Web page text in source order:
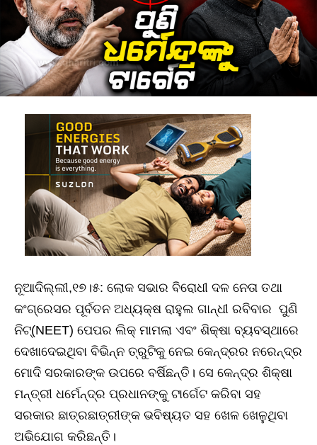
ନୂଆଦିଲ୍ଲୀ,୧୭।୫: ଲୋକ ସଭାର ବିରୋଧୀ ଦଳ ନେତା ତଥା
କଂଗ୍ରେସର ପୂର୍ବତନ ଅଧ୍ୟକ୍ଷ ରାହୁଲ ଗାନ୍ଧୀ ରବିବାର ପୁଣି
ନିଟ୍‌(NEET) ପେପର ଲିକ୍‌ ମାମଲା ଏବଂ ଶିକ୍ଷା ବ୍ୟବସ୍ଥାରେ
ଦେଖାଦେଇଥିବା ବିଭିନ୍ନ ତ୍ରୁଟିକୁ ନେଇ କେନ୍ଦ୍ରର ନରେନ୍ଦ୍ର
ମୋଦି ସରକାରଙ୍କ ଉପରେ ବର୍ଷିଛନ୍ତି। ସେ କେନ୍ଦ୍ର ଶିକ୍ଷା
ମନ୍ତ୍ରୀ ଧର୍ମେନ୍ଦ୍ର ପ୍ରଧାନଙ୍କୁ ଟାର୍ଗେଟ କରିବା ସହ
ସରକାର ଛାତ୍ରଛାତ୍ରୀଙ୍କ ଭବିଷ୍ୟତ ସହ ଖେଳ ଖେଳୁଥିବା
ଅଭିଯୋଗ କରିଛନ୍ତି।